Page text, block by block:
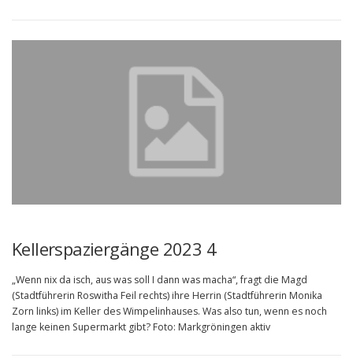
Kellerspaziergänge 2023 4
„Wenn nix da isch, aus was soll I dann was macha“, fragt die Magd
(Stadtführerin Roswitha Feil rechts) ihre Herrin (Stadtführerin Monika
Zorn links) im Keller des Wimpelinhauses. Was also tun, wenn es noch
lange keinen Supermarkt gibt? Foto: Markgröningen aktiv